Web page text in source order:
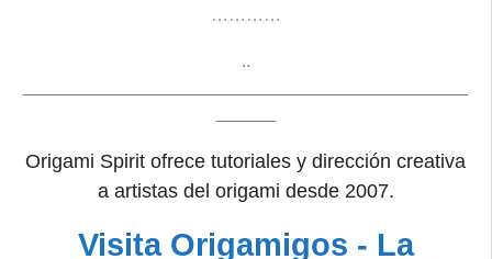
…………
..
Origami Spirit ofrece tutoriales y dirección creativa
a artistas del origami desde 2007.
Visita Origamigos - La